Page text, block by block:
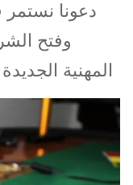
دعونا
وفتح
المهنية